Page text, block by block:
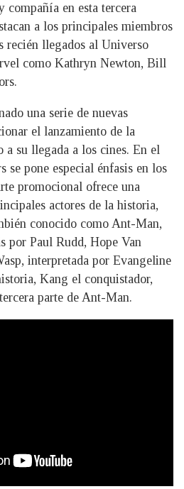
en esta tercera
a los principales miembros
recién llegados al Universo
como Kathryn Newton, Bill
una serie de nuevas
el lanzamiento de la
a su llegada a los cines. En el
se pone especial énfasis en los
promocional ofrece una
actores de la historia,
conocido como Ant-Man,
por Paul Rudd, Hope Van
interpretada por Evangeline
Kang el conquistador,
parte de Ant-Man.